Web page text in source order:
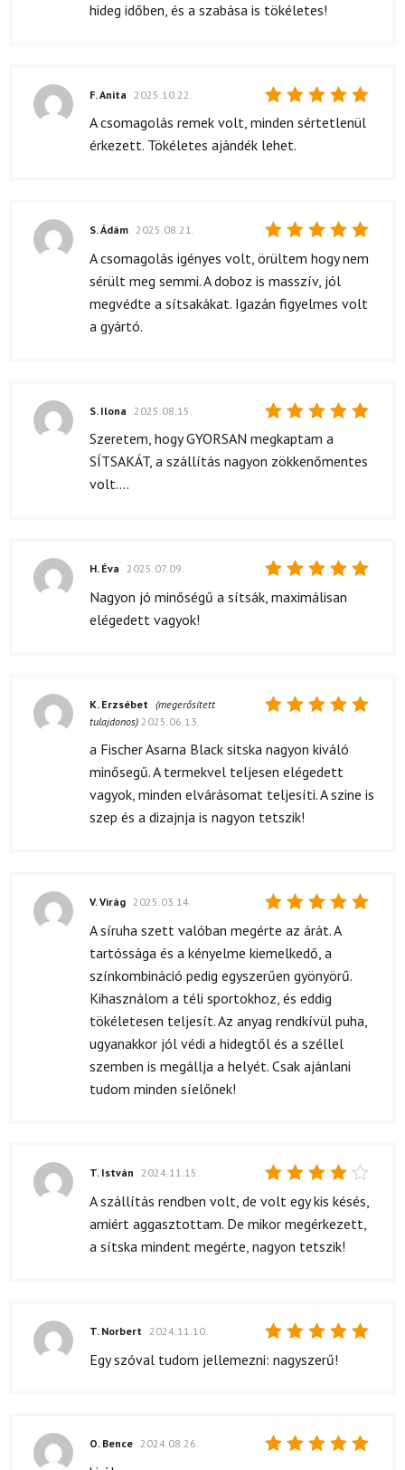
hideg időben, és a szabása is tökéletes!
Értékelés:
F. Anita 2025.10.22.
A csomagolás remek volt, minden sértetlenül
érkezett. Tökéletes ajándék lehet.
Értékelés:
S. Ádám 2025.08.21.
A csomagolás igényes volt, örültem hogy nem
sérült meg semmi. A doboz is masszív, jól
megvédte a sítsakákat. Igazán figyelmes volt
a gyártó.
Értékelés:
5
/ 5
S. Ilona 2025.08.15.
Szeretem, hogy GYORSAN megkaptam a
SÍTSAKÁT, a szállítás nagyon zökkenőmentes
volt....
Értékelés:
5
H. Éva 2025.07.09.
Nagyon jó minőségű a sítsák, maximálisan
elégedett vagyok!
5/ 5
K. Erzsébet (megerősített
tulajdonos) 2025.06.13.
a Fischer Asarna Black sitska nagyon kiváló
minősegű. A termekvel teljesen elégedett
vagyok, minden elvárásomat teljesíti. A szine is
szep és a dizajnja is nagyon tetszik!
Értékelés:
V. Virág 2025.03.14.
A síruha szett valóban megérte az árát. A
tartóssága és a kényelme kiemelkedő, a
színkombináció pedig egyszerűen gyönyörű.
Kihasználom a téli sportokhoz, és eddig
tökéletesen teljesít. Az anyag rendkívül puha,
ugyanakkor jól védi a hidegtől és a széllel
szemben is megállja a helyét. Csak ajánlani
tudom minden síelőnek!
Értékelés:
/ 5
T. István 2024.11.15.
A szállítás rendben volt, de volt egy kis késés,
amiért aggasztottam. De mikor megérkezett,
a sítska mindent megérte, nagyon tetszik!
Értékelés:
/ 5
T. Norbert 2024.11.10.
Egy szóval tudom jellemezni: nagyszerű!
O. Bence 2024.08.26.